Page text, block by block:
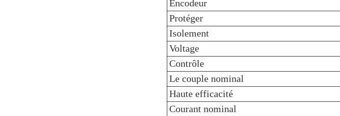
Encodeur
Protéger
Isolement
Voltage
Contrôle
Le couple nominal
Haute efficacité
Courant nominal